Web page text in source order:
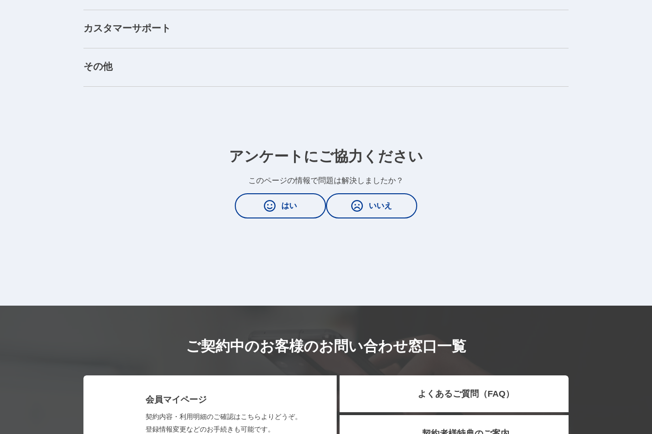
カスタマーサポート
その他
アンケートにご協力ください
このページの情報で問題は解決しましたか？
はい いいえ
ご契約中のお客様のお問い合わせ窓口一覧
会員マイページ
契約内容・利用明細のご確認はこちらよりどうぞ。
登録情報変更などのお手続きも可能です。
よくあるご質問（FAQ）